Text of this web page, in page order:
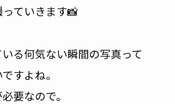
ていきます📸
る何気ない瞬間の写真って
すよね。
要なので。